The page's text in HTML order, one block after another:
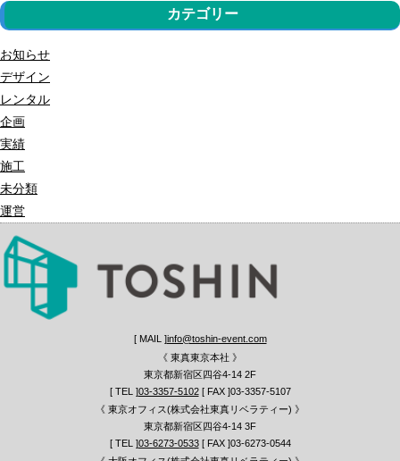
カテゴリー
お知らせ
デザイン
レンタル
企画
実績
施工
未分類
運営
[ MAIL ]info@toshin-event.com
《 東真東京本社 》
東京都新宿区四谷4-14 2F
[ TEL ]03-3357-5102[ FAX ]03-3357-5107
《 東京オフィス(株式会社東真リベラティー) 》
東京都新宿区四谷4-14 3F
[ TEL ]03-6273-0533[ FAX ]03-6273-0544